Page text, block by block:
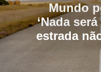
Mundo
‘Nada
estrada